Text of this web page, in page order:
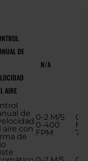
DE
AIRE
N/A
de
aire con
de
0-2 M/S
0-400
FPM
M/
70